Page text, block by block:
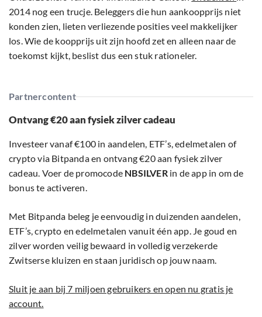
2014 nog een trucje. Beleggers die hun aankoopprijs niet
konden zien, lieten verliezende posities veel makkelijker
los. Wie de koopprijs uit zijn hoofd zet en alleen naar de
toekomst kijkt, beslist dus een stuk rationeler.
Partnercontent
Ontvang €20 aan fysiek zilver cadeau
Investeer vanaf €100 in aandelen, ETF’s, edelmetalen of
crypto via Bitpanda en ontvang €20 aan fysiek zilver
cadeau. Voer de promocode NBSILVERin de app in om de
bonus te activeren.
Met Bitpanda beleg je eenvoudig in duizenden aandelen,
ETF’s, crypto en edelmetalen vanuit één app. Je goud en
zilver worden veilig bewaard in volledig verzekerde
Zwitserse kluizen en staan juridisch op jouw naam.
Sluit je aan bij 7 miljoen gebruikers en open nu gratis je
account.